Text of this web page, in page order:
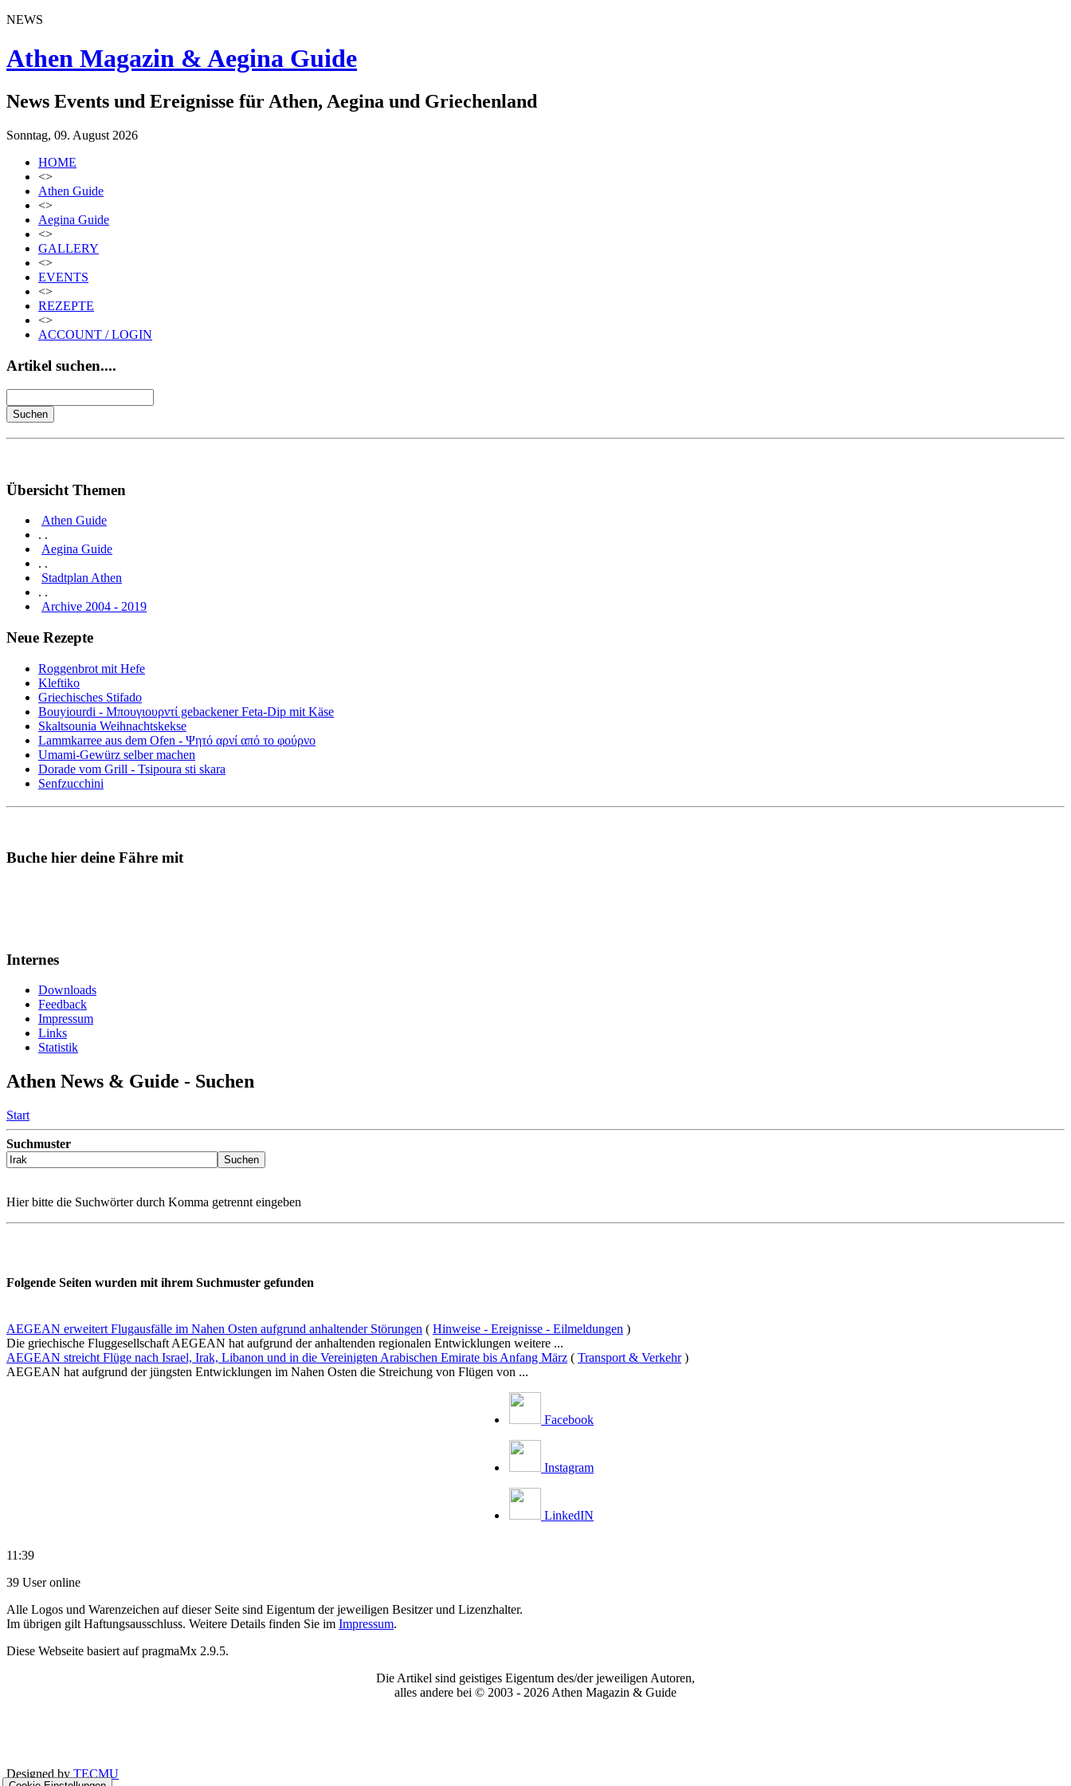
NEWS
Athen Magazin & Aegina Guide
News Events und Ereignisse für Athen, Aegina und Griechenland
Sonntag, 09. August 2026
HOME
<>
Athen Guide
<>
Aegina Guide
<>
GALLERY
<>
EVENTS
<>
REZEPTE
<>
ACCOUNT / LOGIN
Artikel suchen....
Übersicht Themen
Athen Guide
. .
Aegina Guide
. .
Stadtplan Athen
. .
Archive 2004 - 2019
Neue Rezepte
Roggenbrot mit Hefe
Kleftiko
Griechisches Stifado
Bouyiourdi - Μπουγιουρντί gebackener Feta-Dip mit Käse
Skaltsounia Weihnachtskekse
Lammkarree aus dem Ofen - Ψητό αρνί από το φούρνο
Umami-Gewürz selber machen
Dorade vom Grill - Tsipoura sti skara
Senfzucchini
Buche hier deine Fähre mit
Internes
Downloads
Feedback
Impressum
Links
Statistik
Athen News & Guide - Suchen
Start
Suchmuster
Hier bitte die Suchwörter durch Komma getrennt eingeben
Folgende Seiten wurden mit ihrem Suchmuster gefunden
AEGEAN erweitert Flugausfälle im Nahen Osten aufgrund anhaltender Störungen ( Hinweise - Ereignisse - Eilmeldungen )
Die griechische Fluggesellschaft AEGEAN hat aufgrund der anhaltenden regionalen Entwicklungen weitere ...
AEGEAN streicht Flüge nach Israel, Irak, Libanon und in die Vereinigten Arabischen Emirate bis Anfang März ( Transport & Verkehr)
AEGEAN hat aufgrund der jüngsten Entwicklungen im Nahen Osten die Streichung von Flügen von ...
Facebook
Instagram
LinkedIN
11:39
39 User online
Alle Logos und Warenzeichen auf dieser Seite sind Eigentum der jeweiligen Besitzer und Lizenzhalter.
Im übrigen gilt Haftungsausschluss. Weitere Details finden Sie im Impressum.
Diese Webseite basiert auf pragmaMx 2.9.5.
Die Artikel sind geistiges Eigentum des/der jeweiligen Autoren,
alles andere bei © 2003 - 2026 Athen Magazin & Guide
Designed by TECMU